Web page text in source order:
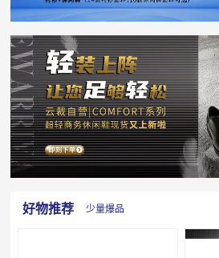
好物推荐 少量爆品